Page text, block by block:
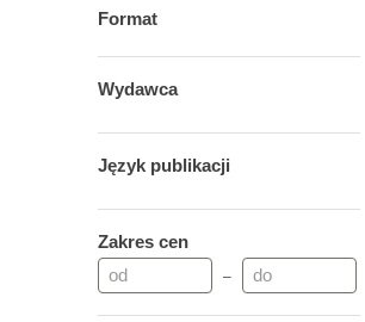
Format
Wydawca
Język publikacji
Zakres cen
–